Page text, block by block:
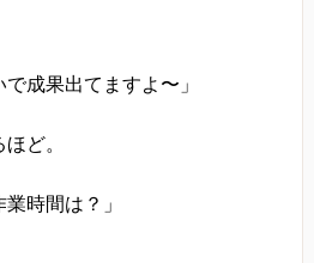
成果出てますよ〜」
ど。
時間は？」